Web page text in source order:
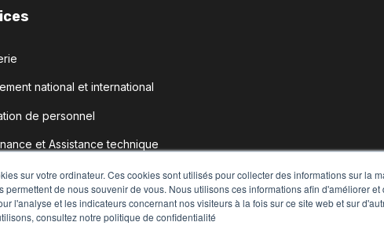
sur votre ordinateur. Ces cookies sont utilisés pour collecter des informations sur la
permettent de nous souvenir de vous. Nous utilisons ces informations afin d'améliorer
l'analyse et les indicateurs concernant nos visiteurs à la fois sur ce site web et sur
consultez notre politique de confidentialité
national et international
de personnel
et Assistance technique
création